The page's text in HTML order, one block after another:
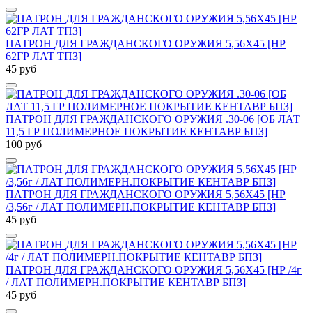
ПАТРОН ДЛЯ ГРАЖДАНСКОГО ОРУЖИЯ 5,56Х45 [HP
62ГР ЛАТ ТПЗ]
45 руб
ПАТРОН ДЛЯ ГРАЖДАНСКОГО ОРУЖИЯ .30-06 [ОБ ЛАТ
11,5 ГР ПОЛИМЕРНОЕ ПОКРЫТИЕ КЕНТАВР БПЗ]
100 руб
ПАТРОН ДЛЯ ГРАЖДАНСКОГО ОРУЖИЯ 5,56Х45 [НР
/3,56г / ЛАТ ПОЛИМЕРН.ПОКРЫТИЕ КЕНТАВР БПЗ]
45 руб
ПАТРОН ДЛЯ ГРАЖДАНСКОГО ОРУЖИЯ 5,56Х45 [НР /4г
/ ЛАТ ПОЛИМЕРН.ПОКРЫТИЕ КЕНТАВР БПЗ]
45 руб